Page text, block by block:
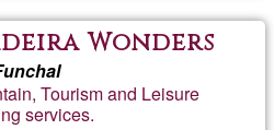
Wonders
Tourism and Leisure
services.